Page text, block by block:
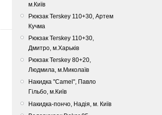
м.Київ
Рюкзак Terskey 110+30, Артем
Кучма
Рюкзак Terskey 110+30,
Дмитро, м.Харьків
Рюкзак Terskey 80+20,
Людмила, м.Миколаїв
Накидка "Camel", Павло
Гільбо, м.Київ
Накидка-пончо, Надія, м. Київ